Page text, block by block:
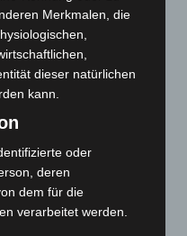
Fälle aufgelistet, die
Es kann zu
Tabelle und Angaben
Kommunen,
neu ausgewiesenen
der gestrigen
leiten
Merkmalen, die
dieser natürlichen
kann.
oder
deren
dem für die
verarbeitet werden.